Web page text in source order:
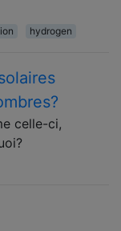
hydrogen
celle-ci,